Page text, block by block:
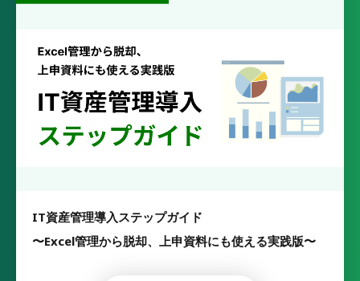
IT資産管理導入ステップガイド
〜Excel管理から脱却、上申資料にも使える実践版〜